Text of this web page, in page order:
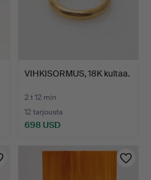
VIHKISORMUS, 18K kultaa.
2 t 12 min
12 tarjousta
698 USD